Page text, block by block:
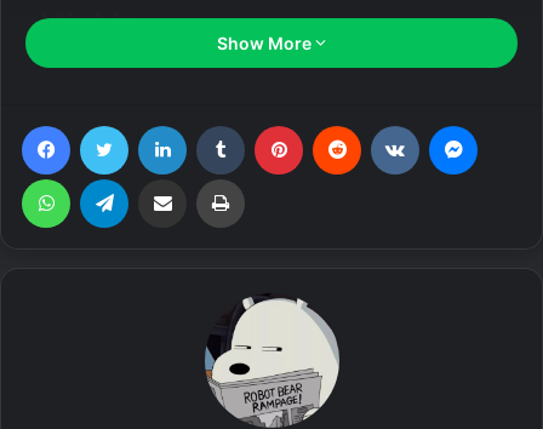
Giới thiệu game:
Ria là một thế giới mở phiêu lưu hành động dựa trên thần
dị. Thượng đế đã gửi con trai của mình (Ria) để cứu nhân
loại và làm sạch nó cho nền văn minh đầu tiên của loài
người trên trái đất. Bạn sẽ lên đường một mình để đối mặt
với lũ kẻ thù nguy hiểm và những tên trùm sử thi, đồng thời
hoàng của Dark-Soul. Nếu cô ấy thức dậy, thế giới sẽ phải
chịu đựng bóng tối vô tận. Nó sẽ lấy đi mọi thứ bạn có để
ngăn nữ hoàng của linh hồn đen tối thức tỉnh.
Show More
FacebookTwitter LinkedIn Tumblr Pinterest Reddit VKontakte
WhatsAppTelegram Share via Email Print